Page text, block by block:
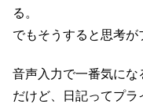
る。
でもそうすると思考が
音声入力で一番気にな
だけど、日記ってプ